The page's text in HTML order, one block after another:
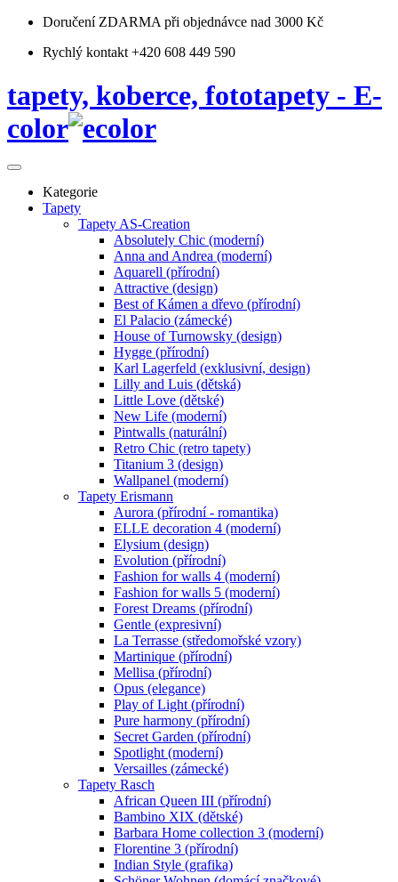
Doručení ZDARMA při objednávce nad 3000 Kč
Rychlý kontakt +420 608 449 590
tapety, koberce, fototapety - E-
color
Kategorie
Tapety
Tapety AS-Creation
Absolutely Chic (moderní)
Anna and Andrea (moderní)
Aquarell (přírodní)
Attractive (design)
Best of Kámen a dřevo (přírodní)
El Palacio (zámecké)
House of Turnowsky (design)
Hygge (přírodní)
Karl Lagerfeld (exklusivní, design)
Lilly and Luis (dětská)
Little Love (dětské)
New Life (moderní)
Pintwalls (naturální)
Retro Chic (retro tapety)
Titanium 3 (design)
Wallpanel (moderní)
Tapety Erismann
Aurora (přírodní - romantika)
ELLE decoration 4 (moderní)
Elysium (design)
Evolution (přírodní)
Fashion for walls 4 (moderní)
Fashion for walls 5 (moderní)
Forest Dreams (přírodní)
Gentle (expresivní)
La Terrasse (středomořské vzory)
Martinique (přírodní)
Mellisa (přírodní)
Opus (elegance)
Play of Light (přírodní)
Pure harmony (přírodní)
Secret Garden (přírodní)
Spotlight (moderní)
Versailles (zámecké)
Tapety Rasch
African Queen III (přírodní)
Bambino XIX (dětské)
Barbara Home collection 3 (moderní)
Florentine 3 (přírodní)
Indian Style (grafika)